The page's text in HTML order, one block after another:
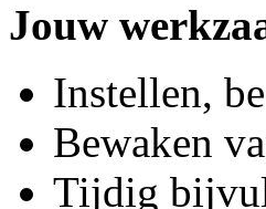
Jouw
Instellen,
Bewaken
Tijdig